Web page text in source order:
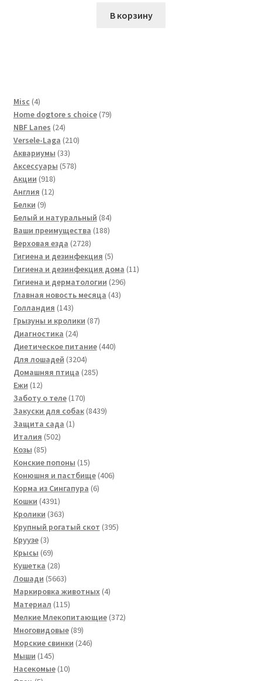
В корзину
Misc 44
товара
Home dogtore s choice 7979
NBF Lanes 2424
товара
Versele-Laga 210210
Аквариумы 3333
товара
Аксессуары 578578
Акции 918918
товаров
Англия 1212
Белки 99
товаров
Белый и натуральный 8484
товара
Ваши преимущества 188188
Верховая езда 27282728
товаров
Гигиена и дезинфекция 55
товаров
Гигиена и дезинфекция дома 1111
Гигиена и дерматологии 296296
Главная новость месяца 4343
Голландия 143143
товара
Грызуны и кролики 8787
Диагностика 2424
товара
Диетическое питание 440440
Для лошадей 32043204
товара
Домашняя птица 285285
Ежи 1212
товаров
Заботу о теле 170170
товаров
Закуски для собак 84398439
Защита сада 11
Италия 502502
Козы 8585
товаров
Конские попоны 1515
товаров
Конюшня и пастбище 406406
Корма из Сингапура 66
Кошки 43914391
товар
Кролики 363363
товара
Крупный рогатый скот 395395
Круузе 33
товара
Крысы 6969
товаров
Кушетка 2828
товаров
Лошади 56635663
товара
Маркировка животных 44
Материал 115115
товаров
Мелкие Млекопитающие 372372
Многовидовые 8989
товаров
Морские свинки 246246
Мыши 145145
товаров
Насекомые 1010